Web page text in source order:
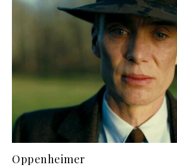
Oppenheimer